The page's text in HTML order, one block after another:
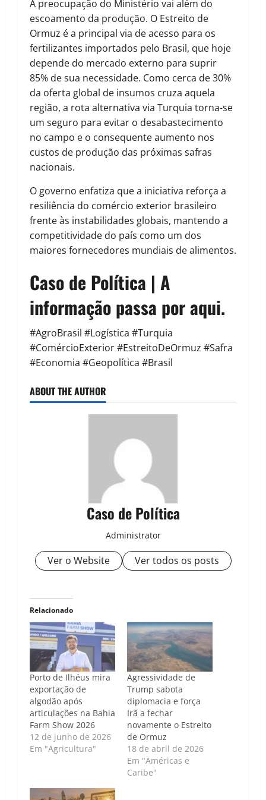
A preocupação do Ministério vai além do
escoamento da produção. O Estreito de
Ormuz é a principal via de acesso para os
fertilizantes importados pelo Brasil, que hoje
depende do mercado externo para suprir
85% de sua necessidade. Como cerca de 30%
da oferta global de insumos cruza aquela
região, a rota alternativa via Turquia torna-se
um seguro para evitar o desabastecimento
no campo e o consequente aumento nos
custos de produção das próximas safras
nacionais.
O governo enfatiza que a iniciativa reforça a
resiliência do comércio exterior brasileiro
frente às instabilidades globais, mantendo a
competitividade do país como um dos
maiores fornecedores mundiais de alimentos.
Caso de Política | A
informação passa por aqui.
#AgroBrasil #Logística #Turquia
#ComércioExterior #EstreitoDeOrmuz #Safra
#Economia #Geopolítica #Brasil
ABOUT THE AUTHOR
Caso de Política
Administrator
Ver o Website Ver todos os posts
Relacionado
Porto de Ilhéus mira
exportação de
algodão após
articulações na Bahia
Farm Show 2026
12 de junho de 2026
Em "Agricultura"
Agressividade de
Trump sabota
diplomacia e força
Irã a fechar
novamente o Estreito
de Ormuz
18 de abril de 2026
Em "Américas e
Caribe"